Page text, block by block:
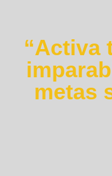
“Activa
metas